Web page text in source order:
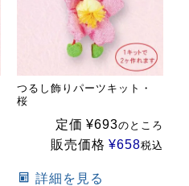
つるし飾りパーツキット・
桜
定価 ¥693のところ
販売価格 ¥658税込
詳細を見る